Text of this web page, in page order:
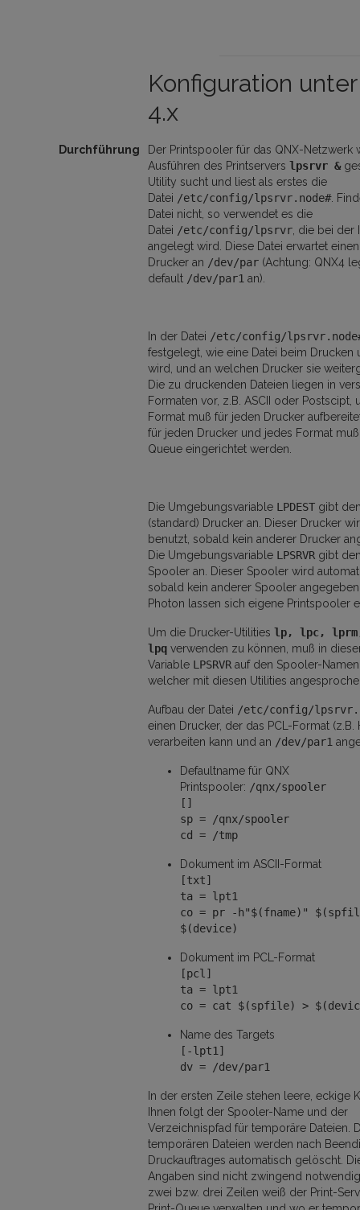
Konfiguration
4.x
Durchführung
Der Printspooler für das QNX-Netzwerk
Ausführen des Printservers lpsrvr &
Utility sucht und liest als erstes die
Datei /etc/config/lpsrvr.node#.
Datei nicht, so verwendet es die
Datei /etc/config/lpsrvr , die bei der
angelegt wird. Diese Datei erwartet
Drucker an /dev/par (Achtung: QNX4
default /dev/par1 an).
In der Datei /etc/config/
festgelegt, wie eine Datei beim Drucken
wird, und an welchen Drucker sie
Die zu druckenden Dateien liegen in
Formaten vor, z.B. ASCII oder Postscipt,
Format muß für jeden Drucker
für jeden Drucker und jedes Format
Queue eingerichtet werden.
Die Umgebungsvariable LPDEST gibt
(standard) Drucker an. Dieser Drucker
benutzt, sobald kein anderer Drucker
Die Umgebungsvariable LPSRVR gibt
Spooler an. Dieser Spooler wird
sobald kein anderer Spooler
Photon lassen sich eigene Printspooler
Um die Drucker-Utilities lp, lpc,
lpq verwenden zu können, muß in
Variable LPSRVR auf den Spooler-
welcher mit diesen Utilities
Aufbau der Datei /etc/config/
einen Drucker, der das PCL-Format (z.B.
verarbeiten kann und an /dev/par1
Defaultname für QNX
Printspooler: /qnx/spooler
[]
sp = /qnx/spooler
cd = /tmp
Dokument im ASCII-Format
[txt]
ta = lpt1
co = pr -h"$(fname)"
$(device)
Dokument im PCL-Format
[pcl]
ta = lpt1
co = cat $(spfile) >
Name des Targets
[-lpt1]
dv = /dev/par1
In der ersten Zeile stehen leere, eckige
Ihnen folgt der Spooler-Name und der
Verzeichnispfad für temporäre Dateien.
temporären Dateien werden nach
Druckauftrages automatisch gelöscht.
Angaben sind nicht zwingend
zwei bzw. drei Zeilen weiß der Print-